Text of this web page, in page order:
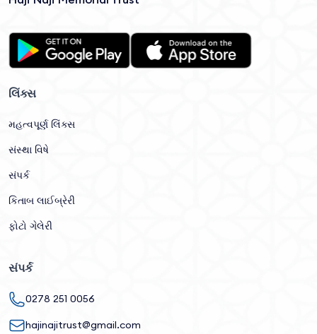
લિંક્સ
મહત્વપૂર્ણ લિંક્સ
સંસ્થા વિષે
સંપર્ક
કિતાબ લાઈબ્રેરી
ફોટો ગેલેરી
સંપર્ક
0278 251 0056
hajinajitrust@gmail.com